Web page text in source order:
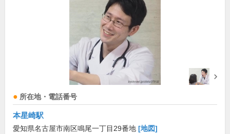
所在地・電話番号
本星崎駅
愛知県名古屋市南区鳴尾一丁目29番地 [地図]